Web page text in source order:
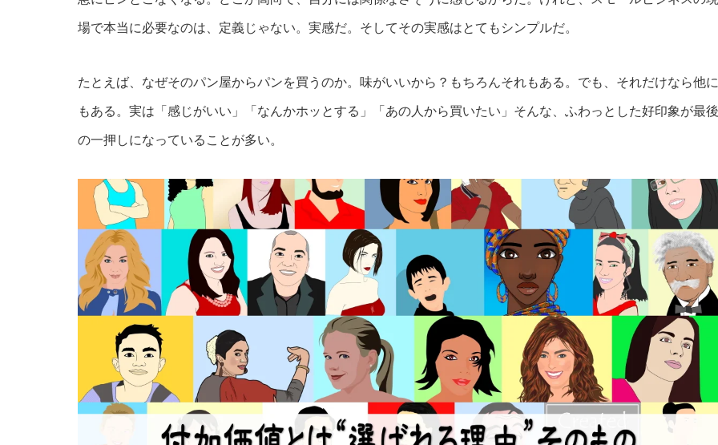
場で本当に必要なのは、定義じゃない。実感だ。そしてその実感はとてもシンプルだ。
たとえば、なぜそのパン屋からパンを買うのか。味がいいから？もちろんそれもある。でも、それだけなら他に
もある。実は「感じがいい」「なんかホッとする」「あの人から買いたい」そんな、ふわっとした好印象が最後
の一押しになっていることが多い。